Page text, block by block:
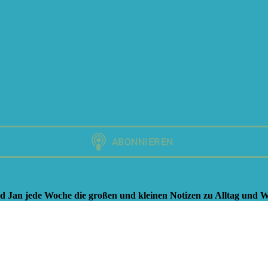
jede Woche die großen und kleinen Notizen zu Alltag und